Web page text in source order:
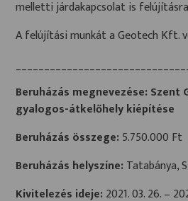
melletti járdakapcsolat is
A felújítási munkát a Geotech Kft.
Beruházás megnevezése: Szent
gyalogos-átkelőhely kiépítése
Beruházás összege: 5.750.000 Ft
Beruházás helyszíne: Tatabánya,
Kivitelezés ideje: 2021. 03. 26. –